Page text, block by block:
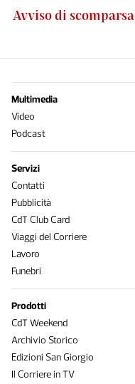
Avviso di scomparsa
Multimedia
Video
Podcast
Servizi
Contatti
Pubblicità
CdT Club Card
Viaggi del Corriere
Lavoro
Funebri
Prodotti
CdT Weekend
Archivio Storico
Edizioni San Giorgio
Il Corriere in TV